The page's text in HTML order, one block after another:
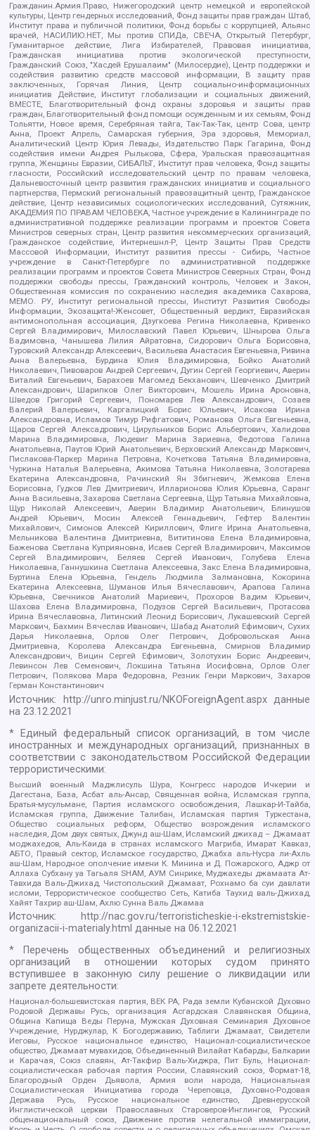
Гражданин.Армия.Право, Нижегородский центр немецкой и европейской
культуры, Центр гендерных исследований, Фонд защиты прав граждан Штаб,
Институт права и публичной политики, Фонд борьбы с коррупцией, Альянс
врачей, НАСИЛИЮ.НЕТ, Мы против СПИДа, СВЕЧА, Открытый Петербург,
Гуманитарное действие, Лига Избирателей, Правовая инициатива,
Гражданская инициатива против экологической преступности,
Гражданский Союз, "Хасдей Ерушалаим" (Милосердие), Центр поддержки и
содействия развитию средств массовой информации, В защиту прав
заключенных, Горячая Линия, Центр социально-информационных
инициатив Действие, Институт глобализации и социальных движений,
ВМЕСТЕ, Благотворительный фонд охраны здоровья и защиты прав
граждан, Благотворительный фонд помощи осужденным и их семьям, Фонд
Тольятти, Новое время, Серебряная тайга, Так-Так-Так, центр Сова, центр
Анна, Проект Апрель, Самарская губерния, Эра здоровья, Мемориал,
Аналитический Центр Юрия Левады, Издательство Парк Гагарина, Фонд
содействия имени Андрея Рылькова, Сфера, Уральская правозащитная
группа, Женщины Евразии, СИБАЛЬТ, Институт прав человека, Фонд защиты
гласности, Российский исследовательский центр по правам человека,
Дальневосточный центр развития гражданских инициатив и социального
партнерства, Пермский региональный правозащитный центр, Гражданское
действие, Центр независимых социологических исследований, Сутяжник,
АКАДЕМИЯ ПО ПРАВАМ ЧЕЛОВЕКА, Частное учреждение в Калининграде по
административной поддержке реализации программ и проектов Совета
Министров северных стран, Центр развития некоммерческих организаций,
Гражданское содействие, Интернешнл-Р, Центр Защиты Прав Средств
Массовой Информации, Институт развития прессы - Сибирь, Частное
учреждение в Санкт-Петербурге по административной поддержке
реализации программ и проектов Совета Министров Северных Стран, Фонд
поддержки свободы прессы, Гражданский контроль, Человек и Закон,
Общественная комиссия по сохранению наследия академика Сахарова,
МЕМО. РУ, Институт региональной прессы, Институт Развития Свободы
Информации, Экозащита!-Женсовет, Общественный вердикт, Евразийская
антимонопольная ассоциация, Дзугкоева Регина Николаевна, Кривенко
Сергей Владимирович, Милославский Павел Юрьевич, Шнырова Ольга
Вадимовна, Чанышева Лилия Айратовна, Сидорович Ольга Борисовна,
Туровский Александр Алексеевич, Васильева Анастасия Евгеньевна, Ривина
Анна Валерьевна, Бурдина Юлия Владимировна, Бойко Анатолий
Николаевич, Пивоваров Андрей Сергеевич, Дугин Сергей Георгиевич, Аверин
Виталий Евгеньевич, Барахоев Магомед Бекханович, Шевченко Дмитрий
Александрович, Шарипков Олег Викторович, Мошель Ирина Ароновна,
Шведов Григорий Сергеевич, Пономарев Лев Александрович, Созаев
Валерий Валерьевич, Каргалицкий Борис Юльевич, Исакова Ирина
Александровна, Исламов Тимур Рифгатович, Романова Ольга Евгеньевна,
Щаров Сергей Алексадрович, Цирульников Борис Альбертович, Халидова
Марина Владимировна, Людевиг Марина Зариевна, Федотова Галина
Анатольевна, Паутов Юрий Анатольевич, Верховский Александр Маркович,
Пислакова-Паркер Марина Петровна, Кочеткова Татьяна Владимировна,
Чуркина Наталья Валерьевна, Акимова Татьяна Николаевна, Золотарева
Екатерина Александровна, Рачинский Ян Збигневич, Жемкова Елена
Борисовна, Гудков Лев Дмитриевич, Илларионова Юлия Юрьевна, Саранг
Анна Васильевна, Захарова Светлана Сергеевна, Щур Татьяна Михайловна,
Щур Николай Алексеевич, Аверин Владимир Анатольевич, Блинушов
Андрей Юрьевич, Мосин Алексей Геннадьевич, Гефтер Валентин
Михайлович, Симонов Алексей Кириллович, Флиге Ирина Анатольевна,
Мельникова Валентина Дмитриевна, Вититинова Елена Владимировна,
Баженова Светлана Куприяновна, Исаев Сергей Владимирович, Максимов
Сергей Владимирович, Беляев Сергей Иванович, Голубева Елена
Николаевна, Ганнушкина Светлана Алексеевна, Закс Елена Владимировна,
Буртина Елена Юрьевна, Гендель Людмила Залмановна, Кокорина
Екатерина Алексеевна, Шуманов Илья Вячеславович, Арапова Галина
Юрьевна, Свечников Анатолий Мариевич, Прохоров Вадим Юрьевич,
Шахова Елена Владимировна, Подузов Сергей Васильевич, Протасова
Ирина Вячеславовна, Литинский Леонид Борисович, Лукашевский Сергей
Маркович, Бахмин Вячеслав Иванович, Шабад Анатолий Ефимович, Сухих
Дарья Николаевна, Орлов Олег Петрович, Добровольская Анна
Дмитриевна, Королева Александра Евгеньевна, Смирнов Владимир
Александрович, Вицин Сергей Ефимович, Золотухин Борис Андреевич,
Левинсон Лев Семенович, Локшина Татьяна Иосифовна, Орлов Олег
Петрович, Полякова Мара Федоровна, Резник Генри Маркович, Захаров
Герман Константинович
Источник: http://unro.minjust.ru/NKOForeignAgent.aspxданные
на23.12.2021
* Единый федеральный список организаций, в том числе
иностранных и международных организаций, признанных в
соответствии с законодательством Российской Федерации
террористическими:
Высший военный Маджлисуль Шура, Конгресс народов Ичкерии и
Дагестана, База, Асбат аль-Ансар, Священная война, Исламская группа,
Братья-мусульмане, Партия исламского освобождения, Лашкар-И-Тайба,
Исламская группа, Движение Талибан, Исламская партия Туркестана,
Общество социальных реформ, Общество возрождения исламского
наследия, Дом двух святых, Джунд аш-Шам, Исламский джихад – Джамаат
моджахедов, Аль-Каида в странах исламского Магриба, Имарат Кавказ,
АБТО, Правый сектор, Исламское государство, Джабха аль-Нусра ли-Ахль
аш-Шам, Народное ополчение имени К. Минина и Д. Пожарского, Аджр от
Аллаха Субхану уа Тагьаля SHAM, АУМ Синрике, Муджахеды джамаата Ат-
Тавхида Валь-Джихад, Чистопольский Джамаат, Рохнамо ба суи давлати
исломи, Террористическое сообщество Сеть, Катиба Таухид валь-Джихад,
Хайят Тахрир аш-Шам, Ахлю Сунна Валь Джамаа
Источник:
http://nac.gov.ru/terroristicheskie-i-ekstremistskie-
organizacii-i-materialy.html данные на06.12.2021
* Перечень общественных объединений и религиозных
организаций в отношении которых судом принято
вступившее в законную силу решение о ликвидации или
запрете деятельности:
Национал-большевистская партия, ВЕК РА, Рада земли Кубанской Духовно
Родовой Державы Русь, организация Асгардская Славянская Община,
Община Капища Веды Перуна, Мужская Духовная Семинария Духовное
Учреждение, Нурджулар, К Богодержавию, Таблиги Джамаат, Свидетели
Иеговы, Русское национальное единство, Национал-социалистическое
общество, Джамаат мувахидов, Объединенный Вилайат Кабарды, Балкарии
и Карачая, Союз славян, Ат-Такфир Валь-Хиджра, Пит Буль, Национал-
социалистическая рабочая партия России, Славянский союз, Формат-18,
Благородный Орден Дьявола, Армия воли народа, Национальная
Социалистическая Инициатива города Череповца, Духовно-Родовая
Держава Русь, Русское национальное единство, Древнерусской
Инглистической церкви Православных Староверов-Инглингов, Русский
общенациональный союз, Движение против нелегальной иммиграции,